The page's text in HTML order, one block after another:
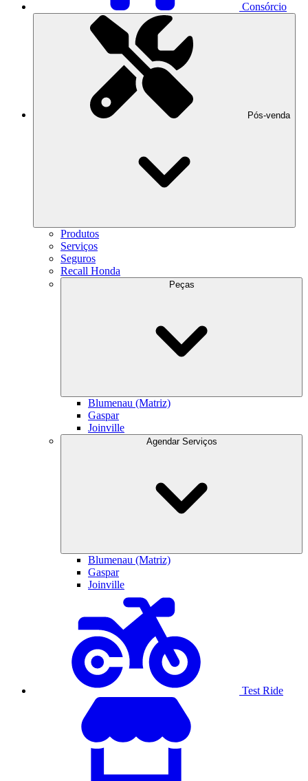
Consórcio
Pós-venda
Produtos
Serviços
Seguros
Recall Honda
Blumenau (Matriz)
Gaspar
Joinville
Blumenau (Matriz)
Gaspar
Joinville
Test Ride